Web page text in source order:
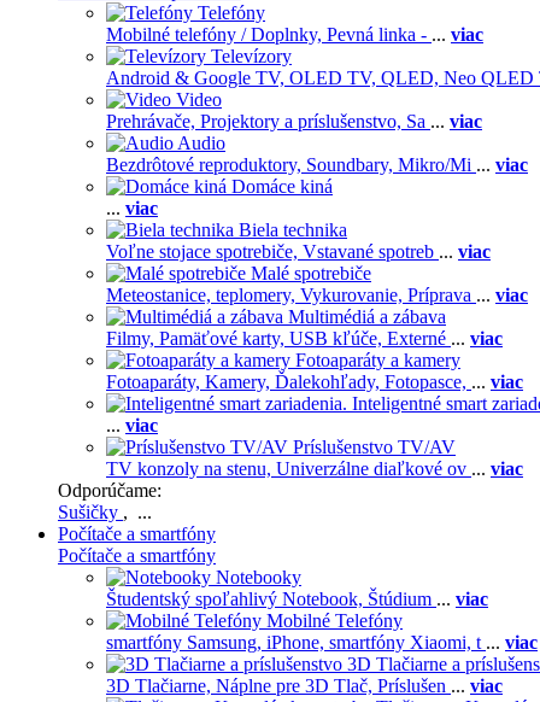
Telefóny
Mobilné telefóny / Doplnky, Pevná linka - ... viac
Televízory
Android & Google TV, OLED TV, QLED, Neo QLED
Video
Prehrávače, Projektory a príslušenstvo, Sa ... viac
Audio
Bezdrôtové reproduktory, Soundbary, Mikro/Mi ... viac
Domáce kiná
... viac
Biela technika
Voľne stojace spotrebiče, Vstavané spotreb ... viac
Malé spotrebiče
Meteostanice, teplomery, Vykurovanie, Príprava ... viac
Multimédiá a zábava
Filmy, Pamäťové karty, USB kľúče, Externé ... viac
Fotoaparáty a kamery
Fotoaparáty, Kamery, Ďalekohľady, Fotopasce, ... viac
Inteligentné smart
... viac
Príslušenstvo TV/AV
TV konzoly na stenu, Univerzálne diaľkové ov ... viac
Odporúčame:
Sušičky , ...
Počítače a smartfóny
Počítače a smartfóny
Notebooky
Študentský spoľahlivý Notebook, Štúdium ... viac
Mobilné Telefóny
smartfóny Samsung, iPhone, smartfóny Xiaomi, t ... viac
3D Tlačiarne a
3D Tlačiarne, Náplne pre 3D Tlač, Príslušen ... viac